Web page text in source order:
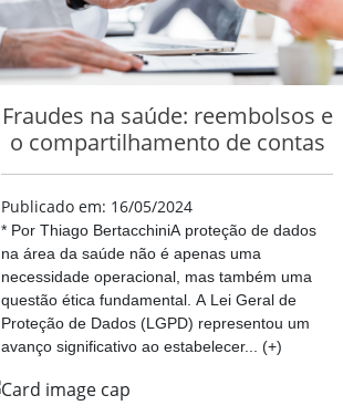
Fraudes na saúde: reembolsos e
o compartilhamento de contas
Publicado em: 16/05/2024
* Por Thiago BertacchiniA proteção de dados
na área da saúde não é apenas uma
necessidade operacional, mas também uma
questão ética fundamental. A Lei Geral de
Proteção de Dados (LGPD) representou um
avanço significativo ao estabelecer... (+)